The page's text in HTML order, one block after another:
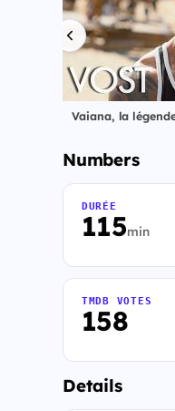
Numbers
115min
DURÉE
158
TMDB VOTES
Details